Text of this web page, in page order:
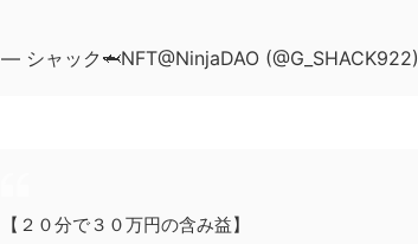
— シャック🦈NFT@NinjaDAO (@G_SHACK922)
【２０分で３０万円の含み益】